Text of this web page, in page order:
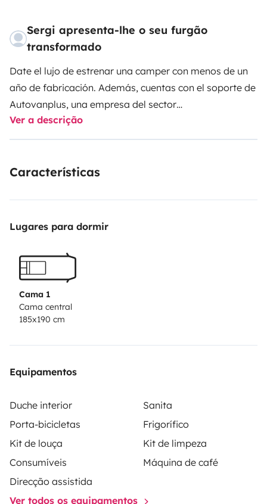
Sergi apresenta-lhe o seu furgão
transformado
Date el lujo de estrenar una camper con menos de un
año de fabricación. Además, cuentas con el soporte de
Autovanplus, una empresa del sector
especializada.Nuestra filosofía es que solo te centres
en el viaje, del resto nos encargamos nosotros
sábado, domingo y festivos bajo previa solicitud
Ver a descrição
Características
Lugares para dormir
Cama 1
Cama central
185x190 cm
Equipamentos
Duche interior
Sanita
Porta-bicicletas
Frigorífico
Kit de louça
Kit de limpeza
Consumíveis
Máquina de café
Direcção assistida
Ver todos os equipamentos